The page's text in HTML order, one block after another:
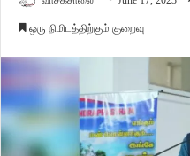
ஒரு நிமிடத்திற்கும் குறைவு